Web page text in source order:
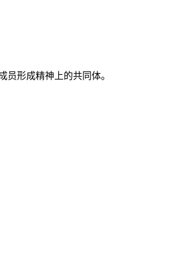
形成精神上的共同体。